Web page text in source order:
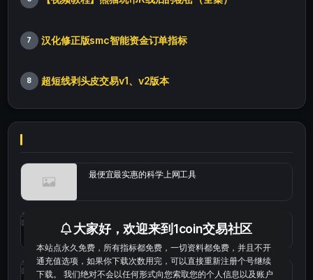
7 汉化修正版smc智能资金订单指标
8 超短线剥头皮交易v1、v2版本
最便宜最实惠的科学上网工具
统计涨跌幅的python代码
okx的短线量化的免费版本
大家好，欢迎来到1coin交易社区
本站点永久免费，所有指标都免费，一切资料都免费，并且不开
通充值选项，如果你下载次数用完，可以直接重新注册个号继续
下载。 我们绝对不会以任何形式向您索取您的个人信息以及账户